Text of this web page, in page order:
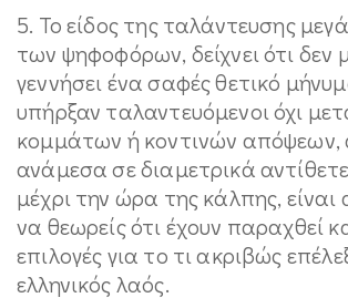
5. Το είδος της ταλάντευσης
των ψηφοφόρων, δείχνει ότι δεν
γεννήσει ένα σαφές θετικό
υπήρξαν ταλαντευόμενοι όχι
κομμάτων ή κοντινών απόψεων,
ανάμεσα σε διαμετρικά
μέχρι την ώρα της κάλπης,
να θεωρείς ότι έχουν παραχθεί
επιλογές για το τι ακριβώς
ελληνικός λαός.